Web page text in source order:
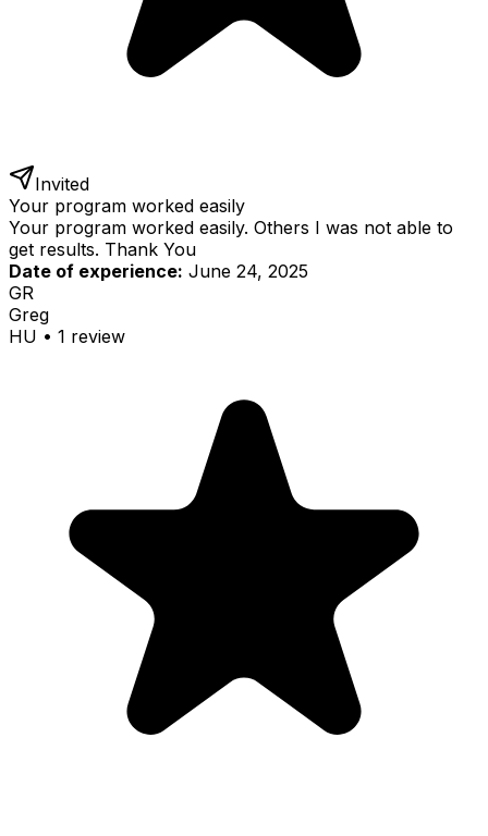
Invited
Your program worked easily
Your program worked easily. Others I was not able to
get results. Thank You
Date of experience: June 24, 2025
GR
Greg
HU • 1 review